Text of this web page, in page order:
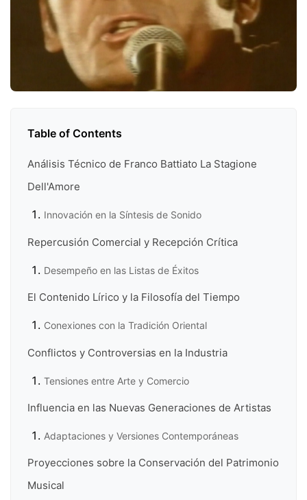
Table of Contents
Análisis Técnico de Franco Battiato La Stagione
Dell'Amore
Innovación en la Síntesis de Sonido
Repercusión Comercial y Recepción Crítica
Desempeño en las Listas de Éxitos
El Contenido Lírico y la Filosofía del Tiempo
Conexiones con la Tradición Oriental
Conflictos y Controversias en la Industria
Tensiones entre Arte y Comercio
Influencia en las Nuevas Generaciones de Artistas
Adaptaciones y Versiones Contemporáneas
Proyecciones sobre la Conservación del Patrimonio
Musical